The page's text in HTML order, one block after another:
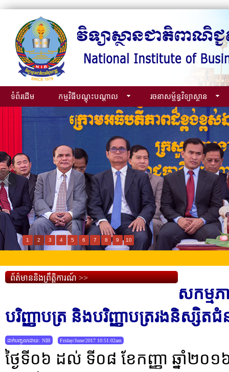
ទំព័រដើម កម្មវិធីបណ្ដុះបណ្ដាល រចនាសម្ព័ន្ធវិទ្យាស្ថាន
1 2 3 4 5 6 7 8 9 10
ព័ត៌មាននិងព្រឹត្តិការណ៍ >>
សកម្មភ
បរិញ្ញាបត្រ និងបរិញ្ញាបត្ររងនិស្សិ
ដាក់បញ្ចូលដោយ: NIB Friday/June/2017 10:51:02am
ថ្ងៃទី០៦ ដល់ ទី០៨ ខែកញ្ញា ឆ្នាំ២០១